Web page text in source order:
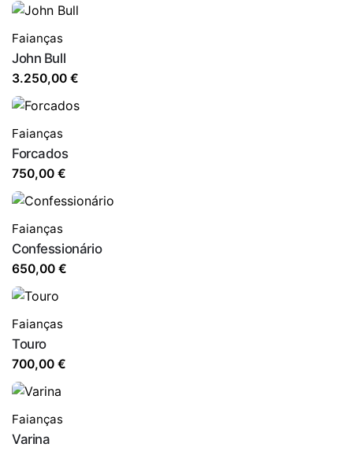
Faianças
John Bull
3.250,00 €
Faianças
Forcados
750,00 €
Faianças
Confessionário
650,00 €
Faianças
Touro
700,00 €
Faianças
Varina